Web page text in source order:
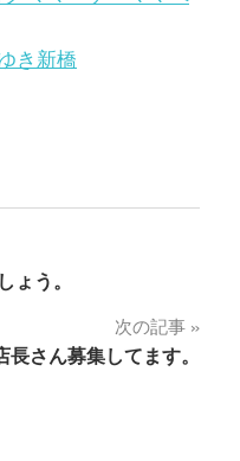
き新橋
ょう。
次の記事
長さん募集してます。